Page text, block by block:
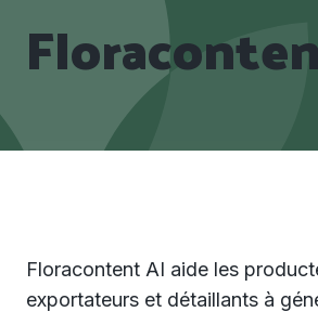
Floracontent AI aide les
exportateurs et détaillants à